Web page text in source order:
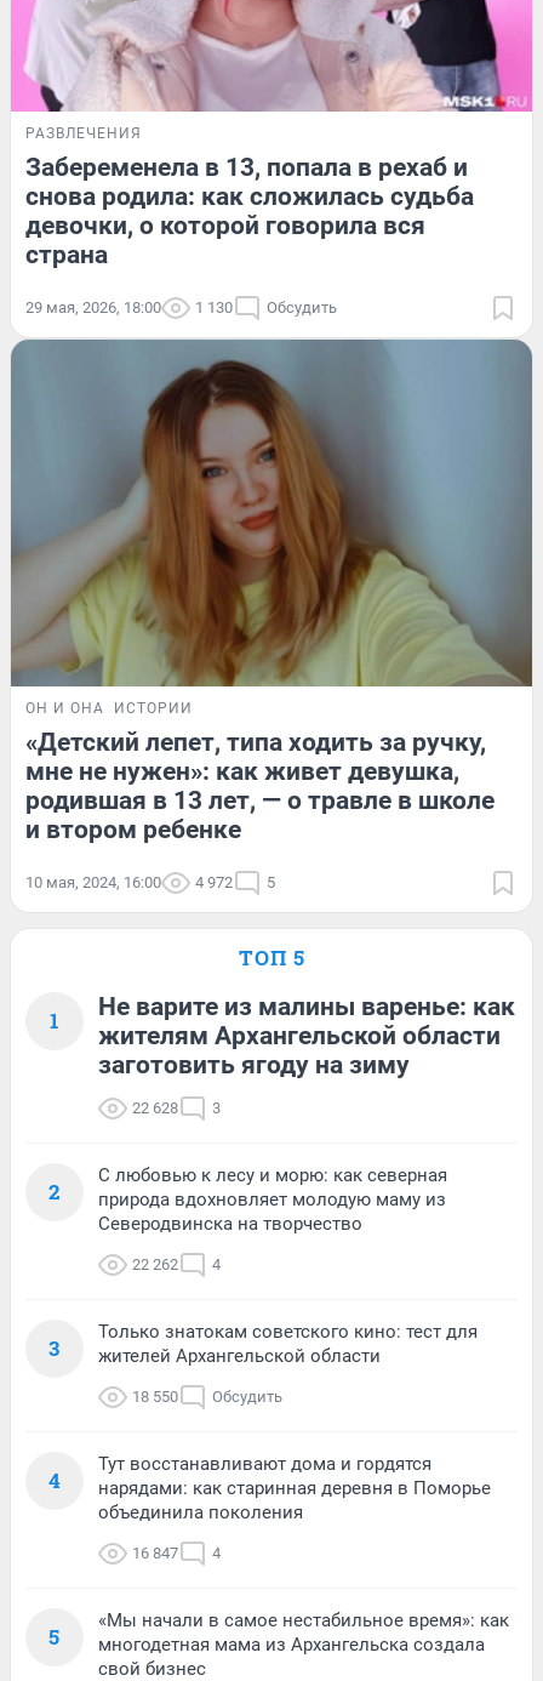
РАЗВЛЕЧЕНИЯ
Забеременела в 13, попала в рехаб и
снова родила: как сложилась судьба
девочки, о которой говорила вся
страна
29 мая, 2026, 18:00 1 130 Обсудить
ОН И ОНА ИСТОРИИ
«Детский лепет, типа ходить за ручку,
мне не нужен»: как живет девушка,
родившая в 13 лет, — о травле в школе
и втором ребенке
10 мая, 2024, 16:00 4 972 5
ТОП 5
1
Не варите из малины варенье: как
жителям Архангельской области
заготовить ягоду на зиму
22 628 3
2
С любовью к лесу и морю: как северная
природа вдохновляет молодую маму из
Северодвинска на творчество
22 262 4
3
Только знатокам советского кино: тест для
жителей Архангельской области
18 550 Обсудить
4
Тут восстанавливают дома и гордятся
нарядами: как старинная деревня в Поморье
объединила поколения
16 847 4
5
«Мы начали в самое нестабильное время»: как
многодетная мама из Архангельска создала
свой бизнес